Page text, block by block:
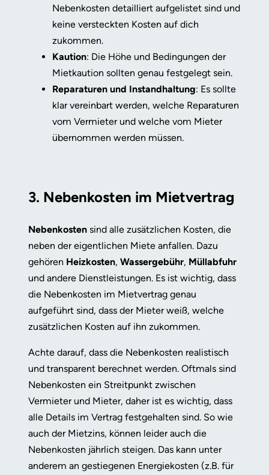
Nebenkosten detailliert aufgelistet sind und
keine versteckten Kosten auf dich
zukommen.
Kaution: Die Höhe und Bedingungen der
Mietkaution sollten genau festgelegt sein.
Reparaturen und Instandhaltung: Es sollte
klar vereinbart werden, welche Reparaturen
vom Vermieter und welche vom Mieter
übernommen werden müssen.
3. Nebenkosten im Mietvertrag
Nebenkosten sind alle zusätzlichen Kosten, die
neben der eigentlichen Miete anfallen. Dazu
gehören Heizkosten, Wassergebühr, Müllabfuhr
und andere Dienstleistungen. Es ist wichtig, dass
die Nebenkosten im Mietvertrag genau
aufgeführt sind, dass der Mieter weiß, welche
zusätzlichen Kosten auf ihn zukommen.
Achte darauf, dass die Nebenkosten realistisch
und transparent berechnet werden. Oftmals sind
Nebenkosten ein Streitpunkt zwischen
Vermieter und Mieter, daher ist es wichtig, dass
alle Details im Vertrag festgehalten sind. So wie
auch der Mietzins, können leider auch die
Nebenkosten jährlich steigen. Das kann unter
anderem an gestiegenen Energiekosten (z.B. für